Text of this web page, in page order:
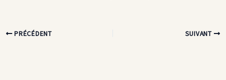
PRÉCÉDENT SUIVANT